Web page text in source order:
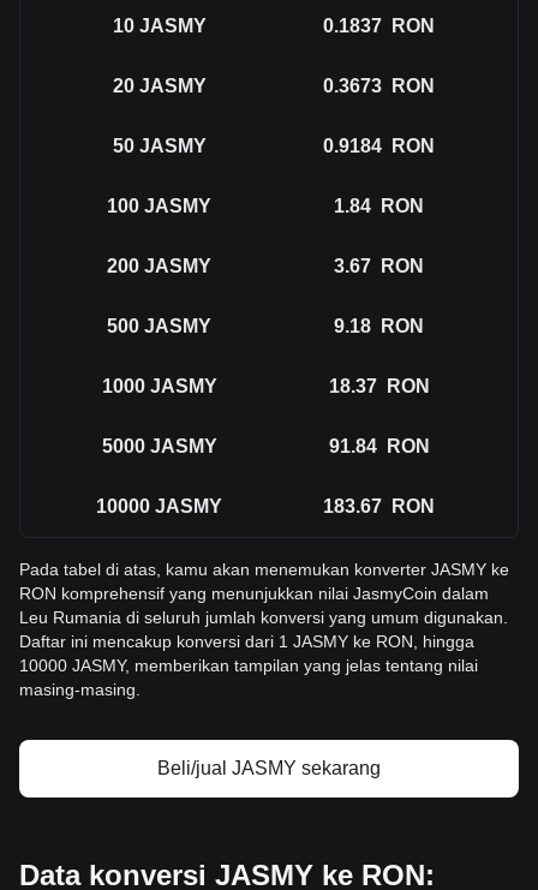
10 JASMY 0.1837 RON
20 JASMY 0.3673 RON
50 JASMY 0.9184 RON
100 JASMY 1.84 RON
200 JASMY 3.67 RON
500 JASMY 9.18 RON
1000 JASMY 18.37 RON
5000 JASMY 91.84 RON
10000 JASMY 183.67 RON
Pada tabel di atas, kamu akan menemukan konverter JASMY ke
RON komprehensif yang menunjukkan nilai JasmyCoin dalam
Leu Rumania di seluruh jumlah konversi yang umum digunakan.
Daftar ini mencakup konversi dari 1 JASMY ke RON, hingga
10000 JASMY, memberikan tampilan yang jelas tentang nilai
masing-masing.
Beli/jual JASMY sekarang
Data konversi JASMY ke RON: